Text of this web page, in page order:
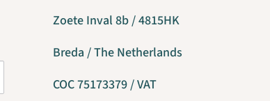
Zoete Inval 8b / 4815HK
Breda / The Netherlands
COC 75173379 / VAT